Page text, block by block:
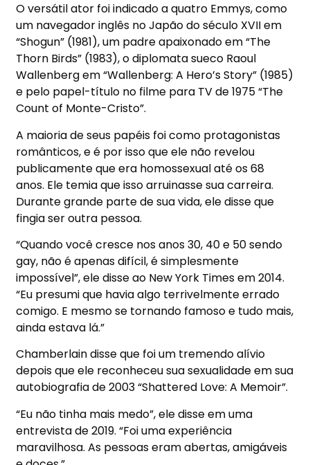
O versátil ator foi indicado a quatro Emmys, como
um navegador inglês no Japão do século XVII em
“Shogun” (1981), um padre apaixonado em “The
Thorn Birds” (1983), o diplomata sueco Raoul
Wallenberg em “Wallenberg: A Hero’s Story” (1985)
e pelo papel-título no filme para TV de 1975 “The
Count of Monte-Cristo”.
A maioria de seus papéis foi como protagonistas
românticos, e é por isso que ele não revelou
publicamente que era homossexual até os 68
anos. Ele temia que isso arruinasse sua carreira.
Durante grande parte de sua vida, ele disse que
fingia ser outra pessoa.
“Quando você cresce nos anos 30, 40 e 50 sendo
gay, não é apenas difícil, é simplesmente
impossível”, ele disse ao New York Times em 2014.
“Eu presumi que havia algo terrivelmente errado
comigo. E mesmo se tornando famoso e tudo mais,
ainda estava lá.”
Chamberlain disse que foi um tremendo alívio
depois que ele reconheceu sua sexualidade em sua
autobiografia de 2003 “Shattered Love: A Memoir”.
“Eu não tinha mais medo”, ele disse em uma
entrevista de 2019. “Foi uma experiência
maravilhosa. As pessoas eram abertas, amigáveis ​​